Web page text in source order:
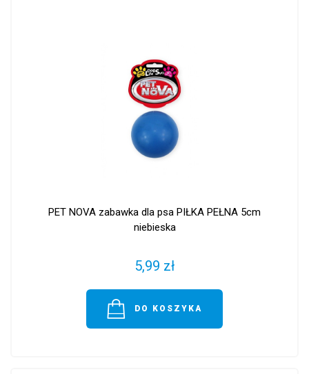
PET NOVA zabawka dla psa PIŁKA PEŁNA 5cm
niebieska
5,99 zł
DO KOSZYKA